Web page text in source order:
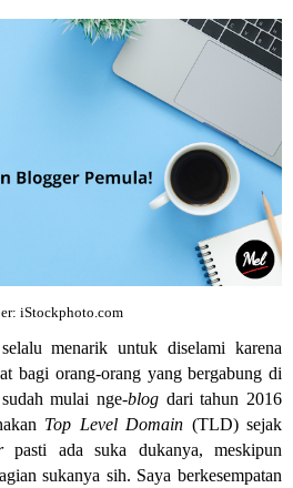
iStockphoto.com
menarik untuk diselami karena
bagi orang-orang yang bergabung di
mulai nge-blog dari tahun 2016
Top Level Domain (TLD) sejak
pasti ada suka dukanya, meskipun
sukanya sih. Saya berkesempatan